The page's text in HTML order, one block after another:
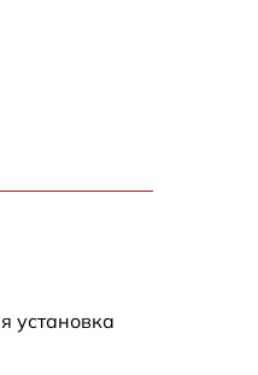
установка